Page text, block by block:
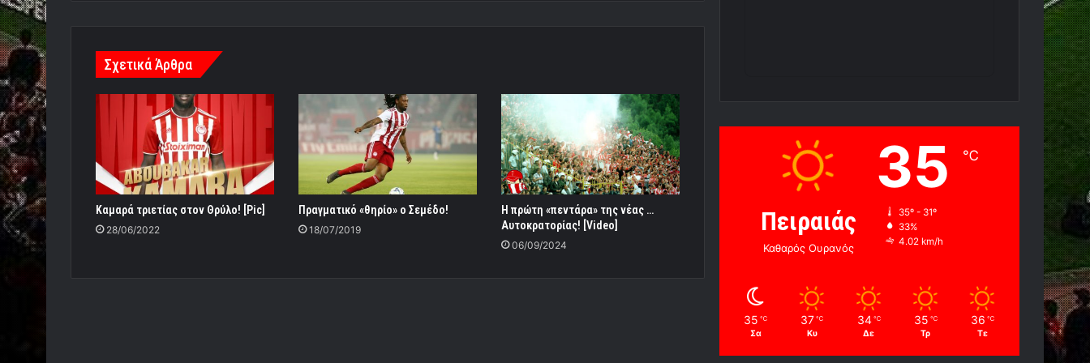
Σχετικά Άρθρα
Καμαρά τριετίας στον Θρύλο! [Pic]
28/06/2022
Πραγματικό «θηρίο» ο Σεμέδο!
18/07/2019
Η πρώτη «πεντάρα» της νέας …
Αυτοκρατορίας! [Video]
06/09/2024
Πειραιάς
Καθαρός Ουρανός
35 ℃
35º - 31º
33%
4.02 km/h
35 ℃
Σα
37 ℃
Κυ
34 ℃
Δε
35 ℃
Τρ
36 ℃
Τε